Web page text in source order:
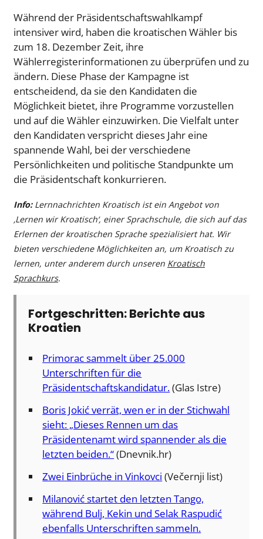
Während der Präsidentschaftswahlkampf
intensiver wird, haben die kroatischen Wähler bis
zum 18. Dezember Zeit, ihre
Wählerregisterinformationen zu überprüfen und zu
ändern. Diese Phase der Kampagne ist
entscheidend, da sie den Kandidaten die
Möglichkeit bietet, ihre Programme vorzustellen
und auf die Wähler einzuwirken. Die Vielfalt unter
den Kandidaten verspricht dieses Jahr eine
spannende Wahl, bei der verschiedene
Persönlichkeiten und politische Standpunkte um
die Präsidentschaft konkurrieren.
Info: Lernnachrichten Kroatisch ist ein Angebot von
‚Lernen wir Kroatisch‘, einer Sprachschule, die sich auf das
Erlernen der kroatischen Sprache spezialisiert hat. Wir
bieten verschiedene Möglichkeiten an, um Kroatisch zu
lernen, unter anderem durch unseren Kroatisch
Sprachkurs.
Fortgeschritten: Berichte aus
Kroatien
Primorac sammelt über 25.000
Unterschriften für die
Präsidentschaftskandidatur.(Glas Istre)
Boris Jokić verrät, wen er in der Stichwahl
sieht: „Dieses Rennen um das
Präsidentenamt wird spannender als die
letzten beiden.“(Dnevnik.hr)
Zwei Einbrüche in Vinkovci (Večernji list)
Milanović startet den letzten Tango,
während Bulj, Kekin und Selak Raspudić
ebenfalls Unterschriften sammeln.